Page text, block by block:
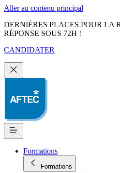
Aller au contenu principal
DERNIÈRES PLACES POUR LA
RÉPONSE SOUS 72H !
CANDIDATER
Formations
Formations